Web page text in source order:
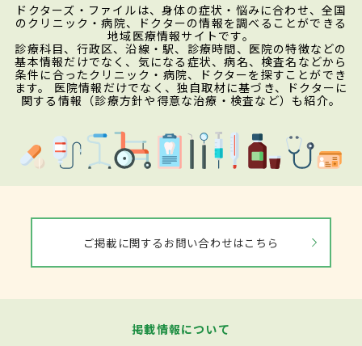
ドクターズ・ファイルは、身体の症状・悩みに合わせ、全国
のクリニック・病院、ドクターの情報を調べることができる
地域医療情報サイトです。
診療科目、行政区、沿線・駅、診療時間、医院の特徴などの
基本情報だけでなく、気になる症状、病名、検査名などから
条件に合ったクリニック・病院、ドクターを探すことができ
ます。 医院情報だけでなく、独自取材に基づき、ドクターに
関する情報（診療方針や得意な治療・検査など）も紹介。
ご掲載に関するお問い合わせはこちら
掲載情報について